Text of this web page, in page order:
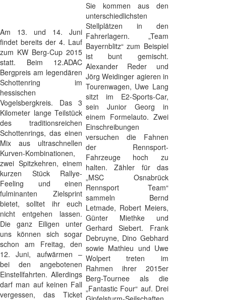
Am 13. und 14. Juni
findet bereits der 4. Lauf
zum KW Berg-Cup 2015
statt. Beim 12.ADAC
Bergpreis am legendären
Schottenring im
hessischen
Vogelsbergkreis. Das 3
Kilometer lange Teilstück
des traditionsreichen
Schottenrings, das einen
Mix aus ultraschnellen
Kurven-Kombinationen,
zwei Spitzkehren, einem
kurzen Stück Rallye-
Feeling und einen
fulminanten Zielsprint
bietet, solltet ihr euch
nicht entgehen lassen.
Die ganz Eiligen unter
uns können sich sogar
schon am Freitag, den
12. Juni, aufwärmen –
bei den angebotenen
Einstellfahrten. Allerdings
darf man auf keinen Fall
vergessen, das Ticket
Sie kommen aus den
unterschiedlichsten
Stellplätzen in den
Fahrerlagern. „Team
Bayernblitz“ zum Beispiel
ist bunt gemischt.
Alexander Reder und
Jörg Weidinger agieren in
Tourenwagen, Uwe Lang
sitzt im E2-Sports-Car,
sein Junior Georg in
einem Formelauto. Zwei
Einschreibungen
versuchen die Fahnen
der Rennsport-
Fahrzeuge hoch zu
halten. Zähler für das
„MSC Osnabrück
Rennsport Team“
sammeln Bernd
Letmade, Robert Meiers,
Günter Miethke und
Gerhard Siebert. Frank
Debruyne, Dino Gebhard
sowie Mathieu und Uwe
Wolpert treten im
Rahmen ihrer 2015er
Berg-Tournee als die
„Fantastic Four“ auf. Drei